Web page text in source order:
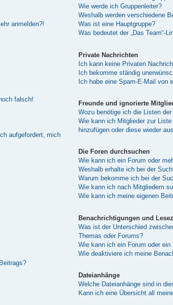
anmelden?!
falsch!
aufgefordert, mich
Wie werde ich Gruppenleiter?
Weshalb werden verschiedene
Was ist eine Hauptgruppe?
Was bedeutet der „Das Team“-
Private Nachrichten
Ich kann keine Privaten
Ich bekomme ständig
Ich habe eine Spam-E-Mail von
Freunde und ignorierte
Wozu benötige ich die Listen
Wie kann ich Mitglieder zur
hinzufügen oder diese wieder
Die Foren durchsuchen
Wie kann ich ein Forum oder
Weshalb erhalte ich bei der
Warum bekomme ich bei der
Wie kann ich nach Mitgliedern
Wie kann ich meine eigenen
Benachrichtigungen und
Was ist der Unterschied
Themas oder Forums?
Wie kann ich ein Forum oder ein
Wie deaktiviere ich meine
Dateianhänge
Welche Dateianhänge sind in
Kann ich eine Übersicht all